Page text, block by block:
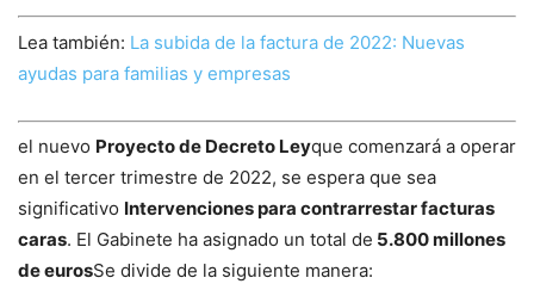
Lea también: La subida de la factura de 2022: Nuevas
ayudas para familias y empresas
el nuevo Proyecto de Decreto Leyque comenzará a operar
en el tercer trimestre de 2022, se espera que sea
significativo Intervenciones para contrarrestar facturas
caras. El Gabinete ha asignado un total de 5.800 millones
de eurosSe divide de la siguiente manera: